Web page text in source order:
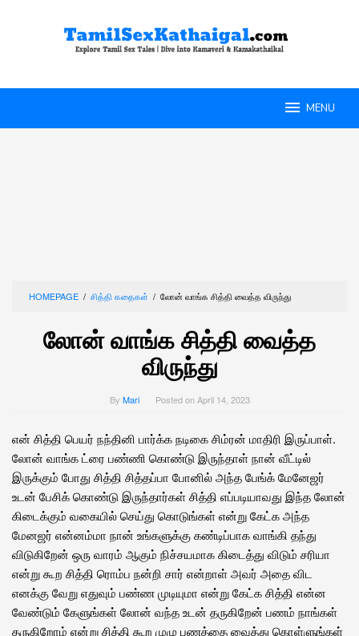
MENU
HOMEPAGE / சித்தி கதைகள் / லோன் வாங்க‌ சித்தி வைத்த விருந்து
லோன் வாங்க‌ சித்தி வைத்த
விருந்து
By Mari Posted on April 14, 2023
என் சித்தி பெயர் நந்தினி பார்க்க நடிகை சிம்ரன் மாதிரி இருப்பாள்.
லோன் வாங்க‌ ட்ரை பண்ணி கொண்டு இருந்தாள் நான் வீட்டில்
இருக்கும் போது சித்தி சித்தப்பா போனில் அந்த பேங்க் மேனேஜர்
உடன் பேசிக் கொண்டு இருந்தார்கள் சித்தி எப்படியாவது இந்த லோன்
கிடைக்கும் வகையில் செய்து கொடுங்கள் என்று கேட்க அந்த
மேனஜர் என்னம்மா நான் உங்களுக்கு கண்டிப்பாக வாங்கி தந்து
விடுகிறேன் ஒரு வாரம் ஆகும் நிச்சயமாக கிடைத்து விடும் சரியா
என்று கூற சித்தி ரொம்ப நன்றி சார் என்றாள் அவர் அதை விட
எனக்கு வேறு எதுவும் பண்ண முடியுமா என்று கேட்க சித்தி என்ன
வேண்டும் கேளுங்கள் லோன் வந்த உடன் தருகிறேன் பணம் நாங்கள்
தருகிறோம் என்று சித்தி கூற முழு பணத்தை வைத்து கொள்ளுங்கள்